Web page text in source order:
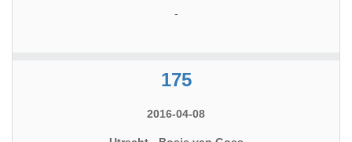
-
175
2016-04-08